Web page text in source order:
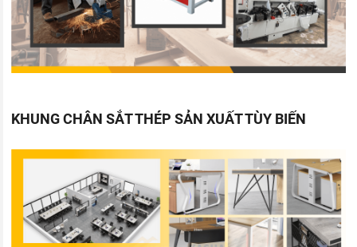
KHUNG CHÂN SẮT THÉP SẢN XUẤT TÙY BIẾN